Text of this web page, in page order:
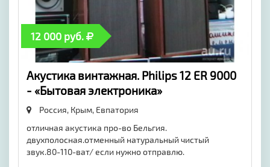
12 000 руб.
Акустика винтажная. Philips 12 ER 9000
- «Бытовая электроника»
Россия, Крым, Евпатория
отличная акустика про-во Бельгия.
двухполосная.отменный натуральный чистый
звук.80-110-ват/ если нужно отправлю.